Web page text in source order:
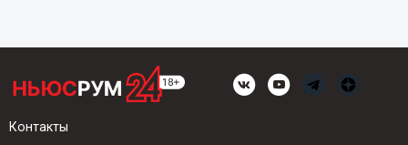
Контакты